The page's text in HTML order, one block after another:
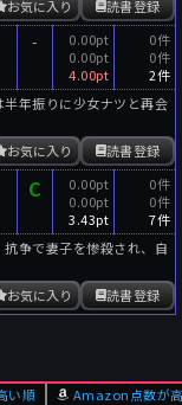
読書登録
お気に入り
-
0.00pt
0.00pt
4.00pt
0件
0件
2件
年振りに少女ナツと再会
読書登録
お気に入り
C
0.00pt
0.00pt
3.43pt
0件
0件
7件
争で妻子を惨殺され、自
読書登録
お気に入り
い順 Amazon点数が